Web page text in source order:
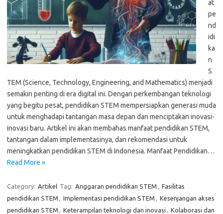
at
pe
nd
idi
ka
n
S
TEM (Science, Technology, Engineering, and Mathematics) menjadi
semakin penting di era digital ini. Dengan perkembangan teknologi
yang begitu pesat, pendidikan STEM mempersiapkan generasi muda
untuk menghadapi tantangan masa depan dan menciptakan inovasi-
inovasi baru. Artikel ini akan membahas manfaat pendidikan STEM,
tantangan dalam implementasinya, dan rekomendasi untuk
meningkatkan pendidikan STEM di Indonesia. Manfaat Pendidikan…
Read More »
Category: Artikel Tag: Anggaran pendidikan STEM , Fasilitas
pendidikan STEM , Implementasi pendidikan STEM , Kesenjangan akses
pendidikan STEM , Keterampilan teknologi dan inovasi , Kolaborasi dan